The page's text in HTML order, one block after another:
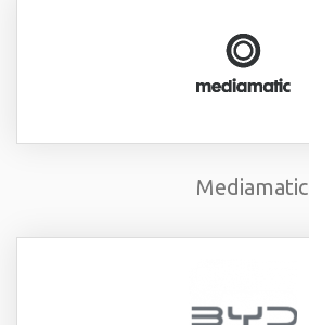
Mediamatic